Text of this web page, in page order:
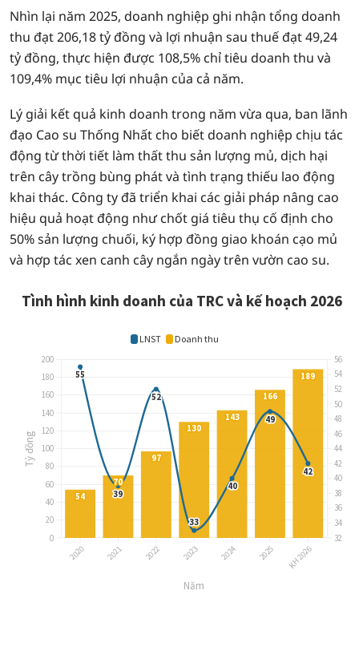
Nhìn lại năm 2025, doanh nghiệp ghi nhận tổng doanh
thu đạt 206,18 tỷ đồng và lợi nhuận sau thuế đạt 49,24
tỷ đồng, thực hiện được 108,5% chỉ tiêu doanh thu và
109,4% mục tiêu lợi nhuận của cả năm.
Lý giải kết quả kinh doanh trong năm vừa qua, ban lãnh
đạo Cao su Thống Nhất cho biết doanh nghiệp chịu tác
động từ thời tiết làm thất thu sản lượng mủ, dịch hại
trên cây trồng bùng phát và tình trạng thiếu lao động
khai thác. Công ty đã triển khai các giải pháp nâng cao
hiệu quả hoạt động như chốt giá tiêu thụ cố định cho
50% sản lượng chuối, ký hợp đồng giao khoán cạo mủ
và hợp tác xen canh cây ngắn ngày trên vườn cao su.